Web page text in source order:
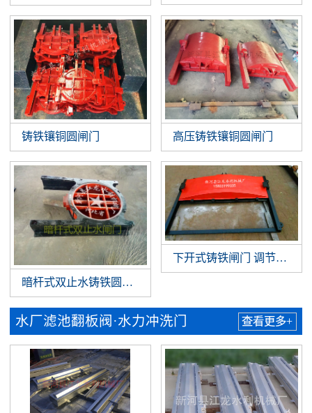
铸铁镶铜圆闸门 高压铸铁镶铜圆闸门
暗杆式双止水铸铁圆闸门
下开式铸铁闸门 调节堰门
水厂滤池翻板阀·水力冲洗门 查看更多+